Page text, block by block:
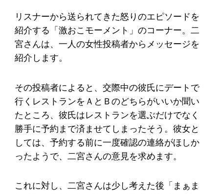
リスナーから送られてきた怒りのエピソードを
紹介する「激おこモーメント」のコーナー。二
宮さんは、一人の女性投稿者からメッセージを
紹介します。
その投稿者によると、交際中の彼氏にデートで
行くレストランをＡとＢのどちらがいいか聞い
たところ、彼氏はレストランを選ぶだけでなく
勝手に予約まで済ませてしまったそう。彼女と
しては、予約する前に一度確認の連絡がほしか
ったようで、二宮さんの意見を求めます。
これに対し、二宮さんは少し考えた後「まぁま